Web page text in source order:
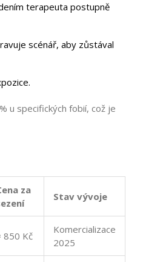
terapeuta postupně
scénář, aby zůstával
u specifických fobií, což je
za
Stav vývoje
850 Kč
Komercializace
2025